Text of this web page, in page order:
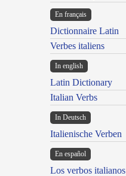
En français
Dictionnaire Latin
Verbes italiens
In english
Latin Dictionary
Italian Verbs
In Deutsch
Italienische Verben
En español
Los verbos italianos